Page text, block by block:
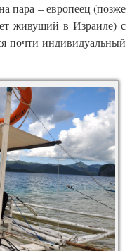
пара – европеец (позже
живущий в Израиле) с
почти индивидуальный